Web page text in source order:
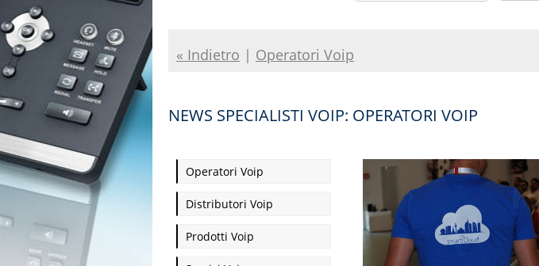
« Indietro | Operatori Voip
NEWS SPECIALISTI VOIP: OPERATORI VOIP
Operatori Voip
Distributori Voip
Prodotti Voip